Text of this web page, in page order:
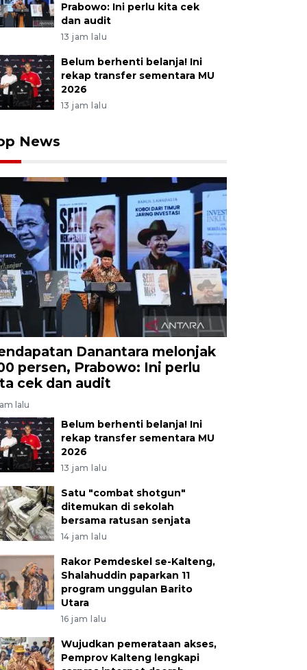
Prabowo: Ini perlu kita cek
dan audit
13 jam lalu
Belum berhenti belanja! Ini
rekap transfer sementara MU
2026
13 jam lalu
News
Danantara melonjak
persen, Prabowo: Ini perlu
cek dan audit
lalu
Belum berhenti belanja! Ini
rekap transfer sementara MU
2026
13 jam lalu
Satu "combat shotgun"
ditemukan di sekolah
bersama ratusan senjata
14 jam lalu
Rakor Pemdeskel se-Kalteng,
Shalahuddin paparkan 11
program unggulan Barito
Utara
16 jam lalu
Wujudkan pemerataan akses,
Pemprov Kalteng lengkapi